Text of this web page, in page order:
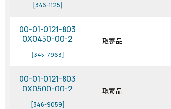
[346-1125]
00-01-0121-803
0X0450-00-2
[345-7963]
取寄品
00-01-0121-803
0X0500-00-2
[346-9059]
取寄品